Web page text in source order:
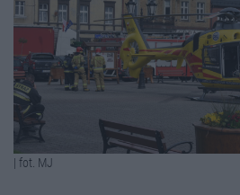
| fot. MJ